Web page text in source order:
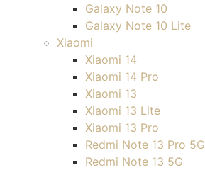
Galaxy Note 10
Galaxy Note 10 Lite
Xiaomi
Xiaomi 14
Xiaomi 14 Pro
Xiaomi 13
Xiaomi 13 Lite
Xiaomi 13 Pro
Redmi Note 13 Pro 5G
Redmi Note 13 5G